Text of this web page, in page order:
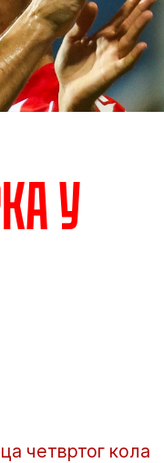
у
четвртог кола